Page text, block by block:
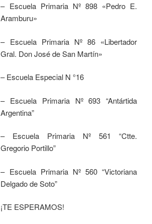
– Escuela Primaria Nº 898 «Pedro E.
Aramburu»
– Escuela Primaria Nº 86 «Libertador
Gral. Don José de San Martín»
– Escuela Especial N °16
– Escuela Primaria Nº 693 “Antártida
Argentina”
– Escuela Primaria Nº 561 “Ctte.
Gregorio Portillo”
– Escuela Primaria Nº 560 “Victoriana
Delgado de Soto”
¡TE ESPERAMOS!